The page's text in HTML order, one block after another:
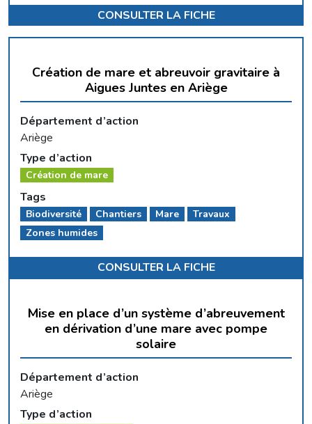
CONSULTER LA FICHE
Création de mare et abreuvoir gravitaire à
Aigues Juntes en Ariège
Département d’action
Ariège
Type d’action
Création de mare
Tags
Biodiversité Chantiers Mare
Travaux
Zones humides
CONSULTER LA FICHE
Mise en place d’un système d’abreuvement
en dérivation d’une mare avec pompe
solaire
Département d’action
Ariège
Type d’action